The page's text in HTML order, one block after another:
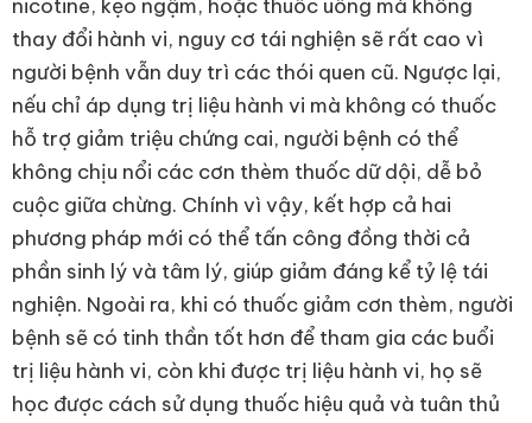
nicotine, kẹo ngậm, hoặc thuốc uống mà không
thay đổi hành vi, nguy cơ tái nghiện sẽ rất cao vì
người bệnh vẫn duy trì các thói quen cũ. Ngược lại,
nếu chỉ áp dụng trị liệu hành vi mà không có thuốc
hỗ trợ giảm triệu chứng cai, người bệnh có thể
không chịu nổi các cơn thèm thuốc dữ dội, dễ bỏ
cuộc giữa chừng. Chính vì vậy, kết hợp cả hai
phương pháp mới có thể tấn công đồng thời cả
phần sinh lý và tâm lý, giúp giảm đáng kể tỷ lệ tái
nghiện. Ngoài ra, khi có thuốc giảm cơn thèm, người
bệnh sẽ có tinh thần tốt hơn để tham gia các buổi
trị liệu hành vi, còn khi được trị liệu hành vi, họ sẽ
học được cách sử dụng thuốc hiệu quả và tuân thủ